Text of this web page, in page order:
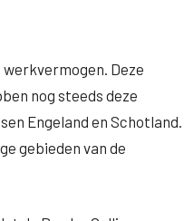
Deze
nog steeds deze
Engeland en Schotland.
gebieden van de